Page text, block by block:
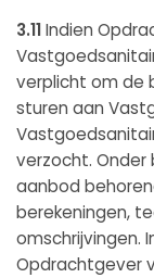
3.11Indien
verplicht om de
sturen aan
verzocht.
aanbod
berekeningen,
omschrijvingen.
Opdrachtgever